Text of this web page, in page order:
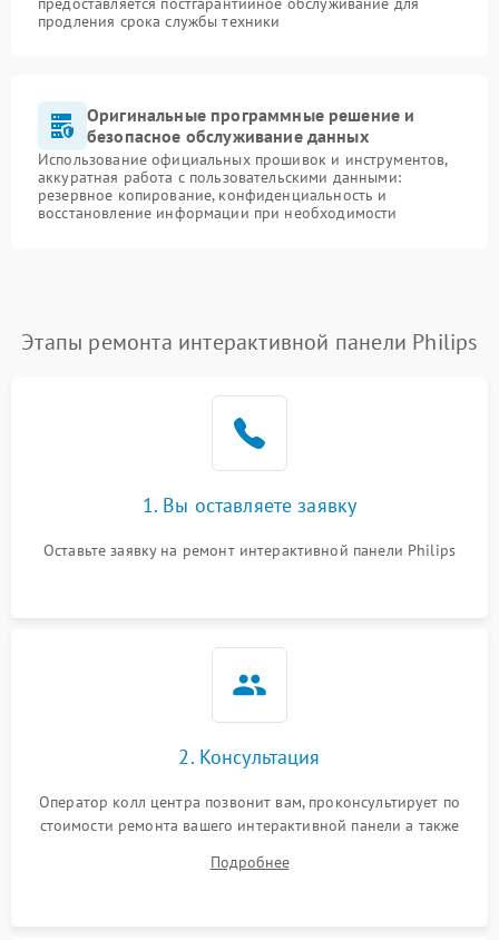
продления срока службы техники
Оригинальные программные решение и
безопасное обслуживание данных
Использование официальных прошивок и инструментов,
аккуратная работа с пользовательскими данными:
резервное копирование, конфиденциальность и
восстановление информации при необходимости
Этапы ремонта интерактивной панели Philips
1. Вы оставляете заявку
Оставьте заявку на ремонт интерактивной панели Philips
2. Консультация
Оператор колл центра позвонит вам, проконсультирует по
стоимости ремонта вашего интерактивной панели а также
Подробнее